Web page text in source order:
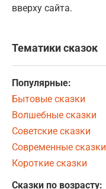
вверху сайта.
Тематики сказок
Популярные:
Бытовые сказки
Волшебные сказки
Советские сказки
Современные сказки
Короткие сказки
Сказки по возрасту: